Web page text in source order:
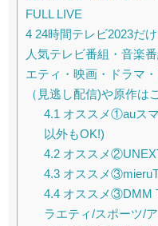
FULL LIVE
4 24時間テレビ2023だ
人気テレビ番組・音楽
エティ・映画・ドラマ
（見逃し配信)や原作は
4.1 オススメ①auス
以外もOK!)
4.2オススメ
4.3オススメ
4.4オススメ③DMM
ラエティ/スポーツ/